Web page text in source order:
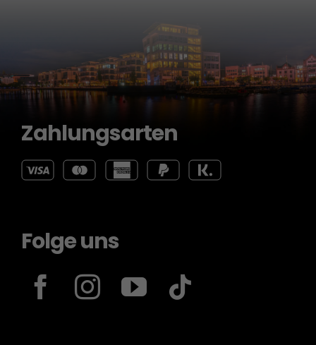
Zahlungsarten
Folge uns